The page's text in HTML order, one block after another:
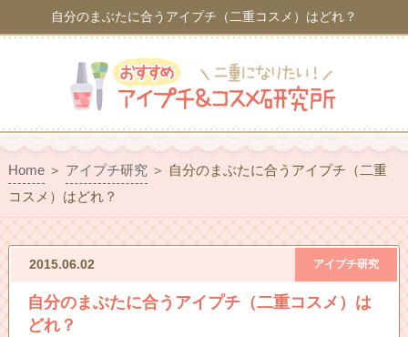
自分のまぶたに合うアイプチ（二重コスメ）はどれ？
Home＞ アイプチ研究 ＞ 自分のまぶたに合うアイプチ（二重
コスメ）はどれ？
2015.06.02 アイプチ研究
自分のまぶたに合うアイプチ（二重コスメ）は
どれ？